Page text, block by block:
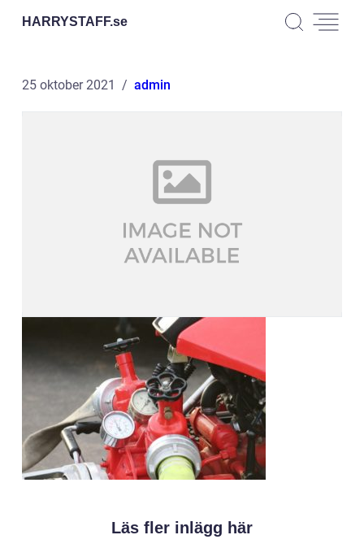
HARRYSTAFF.se
25 oktober 2021 admin
Läs fler inlägg här